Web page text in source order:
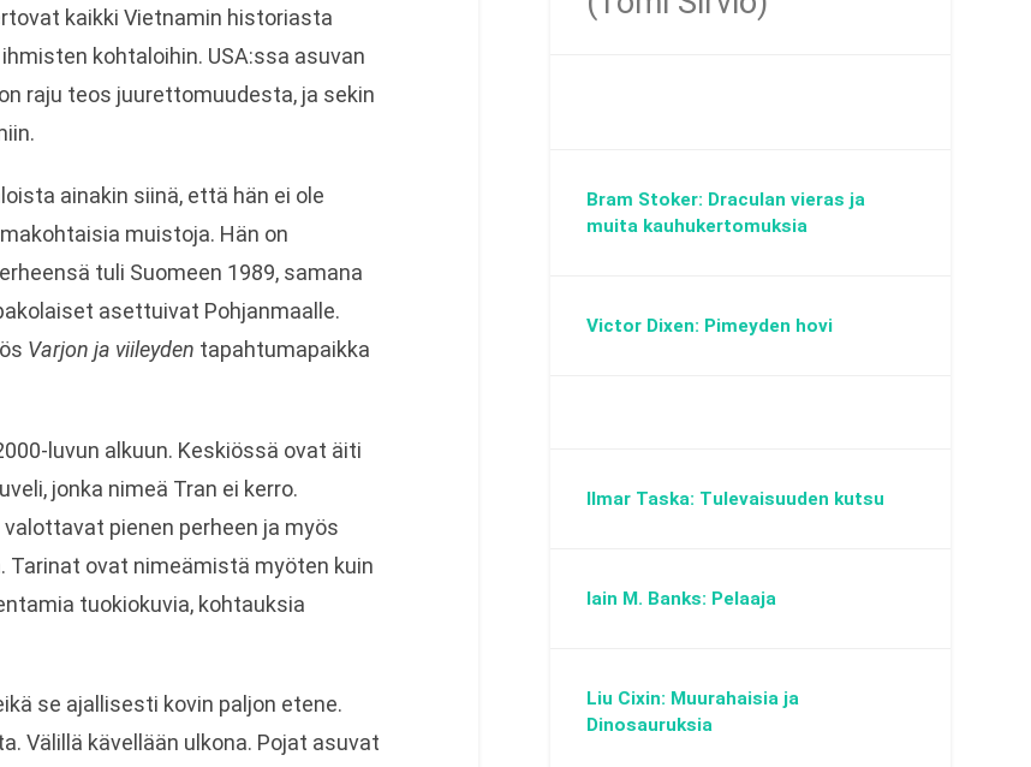
kaikki Vietnamin historiasta
kohtaloihin. USA:ssa asuvan
raju teos juurettomuudesta, ja sekin
ainakin siinä, että hän ei ole
muistoja. Hän on
tuli Suomeen 1989, samana
asettuivat Pohjanmaalle.
Varjon ja viileyden tapahtumapaikka
luvun alkuun. Keskiössä ovat äiti
jonka nimeä Tran ei kerro.
pienen perheen ja myös
Tarinat ovat nimeämistä myöten kuin
tuokiokuvia, kohtauksia
se ajallisesti kovin paljon etene.
Välillä kävellään ulkona. Pojat asuvat
Bram Stoker: Draculan vieras ja
muita kauhukertomuksia
Victor Dixen: Pimeyden hovi
Ilmar Taska: Tulevaisuuden kutsu
Iain M. Banks: Pelaaja
Liu Cixin: Muurahaisia ja
Dinosauruksia